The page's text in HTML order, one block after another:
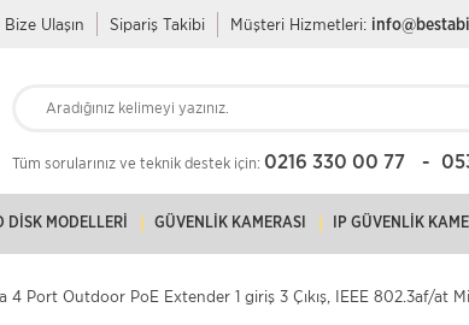
Bize Ulaşın Sipariş Takibi Müşteri Hizmetleri:
Tüm sorularınız ve teknik destek için: 0216 330 00 77
MODELLERI GÜVENLIK KAMERASI IP GÜVENLIK
4 Port Outdoor PoE Extender 1 giriş 3 Çıkış, IEEE 802.3af/at